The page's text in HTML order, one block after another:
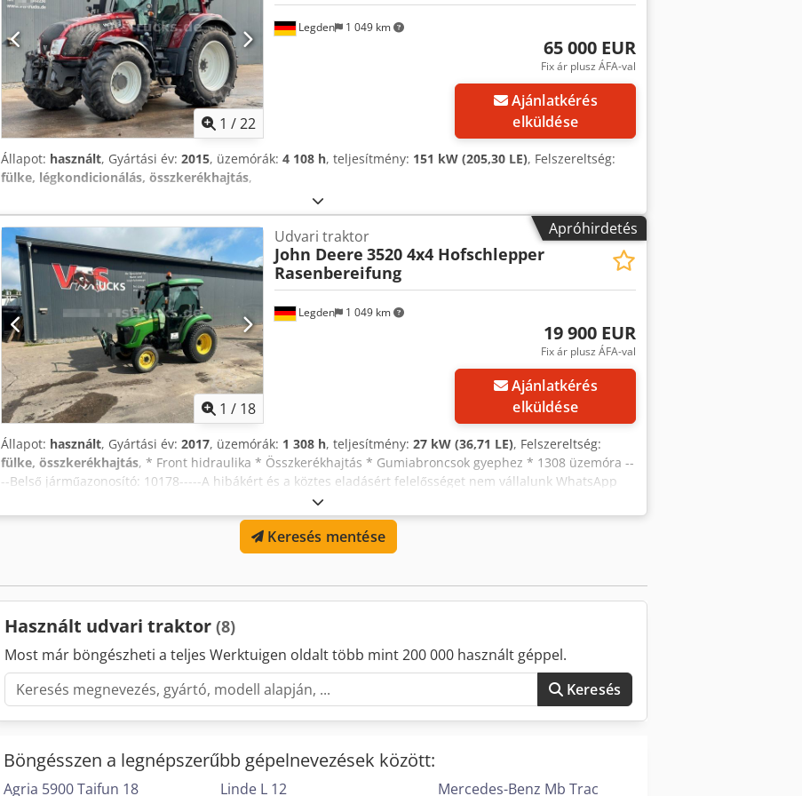
1 /22
Legden 1 049 km
65 000 EUR
Fix ár plusz ÁFA-val
Ajánlatkérés
elküldése
Állapot: használt, Gyártási év: 2015, üzemórák: 4 108 h, teljesítmény: 151 kW (205,30 LE), Felszereltség:
fülke, légkondicionálás, összkerékhajtás,
Apróhirdetés
1 / 18
Legden 1 049 km
Udvari traktor
John Deere 3520 4x4 Hofschlepper
Rasenbereifung
19 900 EUR
Fix ár plusz ÁFA-val
Ajánlatkérés
elküldése
Állapot: használt, Gyártási év: 2017, üzemórák: 1 308 h, teljesítmény: 27 kW (36,71 LE), Felszereltség:
fülke, összkerékhajtás, * Front hidraulika * Összkerékhajtás * Gumiabroncsok gyephez * 1308 üzemóra --
--Belső járműazonosító: 10178-----A hibákért és a köztes eladásért felelősséget nem vállalunk WhatsApp
támogatás elérhető! Codpsxnvgaofx Ackjrf Kérdése van a járművel kapcsolatban vagy további információra
van szüksége? Írjon nekünk bátran WhatsApp-on keresztül Whatsapp Whatsapp
Keresés mentése
Használt udvari traktor (8)
Most már böngészheti a teljes Werktuigen oldalt több mint 200 000 használt géppel.
Keresés
Böngésszen a legnépszerűbb gépelnevezések között:
Agria 5900 Taifun 18 Linde L 12 Mercedes-Benz Mb Trac